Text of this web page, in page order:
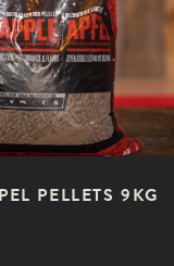
PELLETS 9KG